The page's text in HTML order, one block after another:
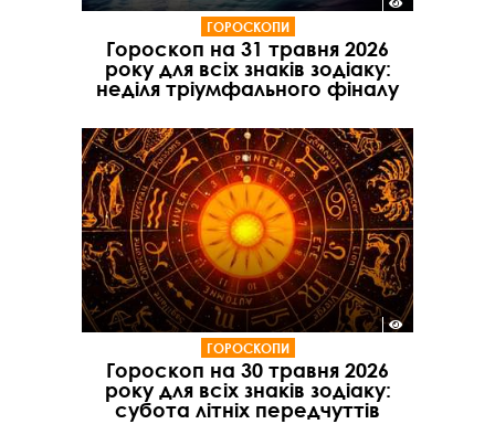
ГОРОСКОПИ
Гороскоп на 31 травня 2026
року для всіх знаків зодіаку:
неділя тріумфального фіналу
ГОРОСКОПИ
Гороскоп на 30 травня 2026
року для всіх знаків зодіаку:
субота літніх передчуттів